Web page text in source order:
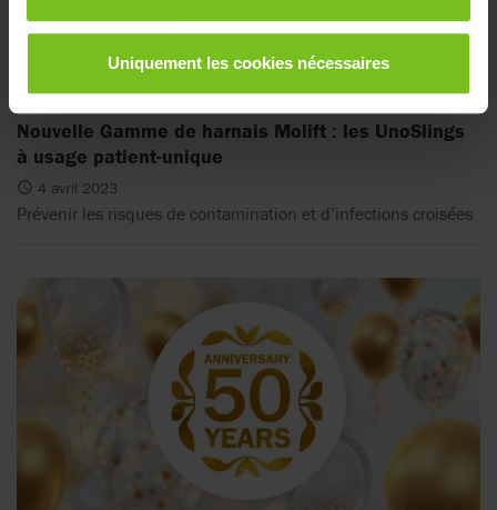
Uniquement les cookies nécessaires
Nouvelle Gamme de harnais Molift : les UnoSlings
à usage patient-unique
4 avril 2023
Prévenir les risques de contamination et d’infections croisées